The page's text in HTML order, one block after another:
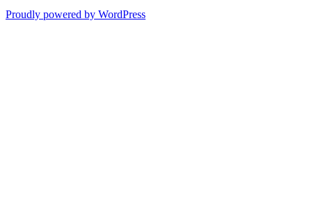
Proudly powered by WordPress